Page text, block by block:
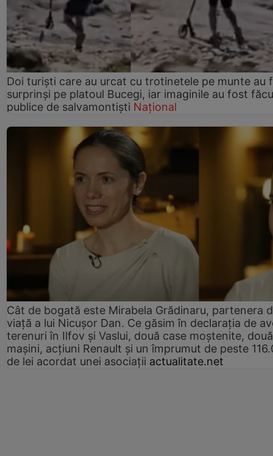
Doi turiști care au urcat cu trotinetele pe munte au
surprinși pe platoul Bucegi, iar imaginile au fost
publice de salvamontiști Național
Cât de bogată este Mirabela Grădinaru, partenera
viață a lui Nicușor Dan. Ce găsim în declarația de
terenuri în Ilfov și Vaslui, două case moștenite, două
mașini, acțiuni Renault și un împrumut de peste
de lei acordat unei asociații actualitate.net